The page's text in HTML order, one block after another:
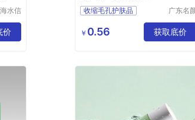
水信
公司
价
收缩毛孔护肤品
化妆品定制
广东名
限公司
￥ 0.56 获取底价